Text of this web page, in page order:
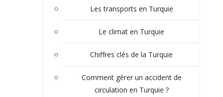
Les transports en Turquie
Le climat en Turquie
Chiffres clés de la Turquie
Comment gérer un accident de
circulation en Turquie ?